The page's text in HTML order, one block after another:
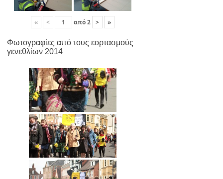
« < από2 > »
Φωτογραφίες από τους εορτασμούς
γενεθλίων 2014